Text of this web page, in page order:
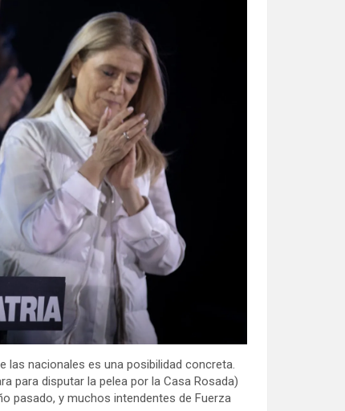
nacionales es una posibilidad concreta.
para disputar la pelea por la Casa Rosada)
pasado, y muchos intendentes de Fuerza